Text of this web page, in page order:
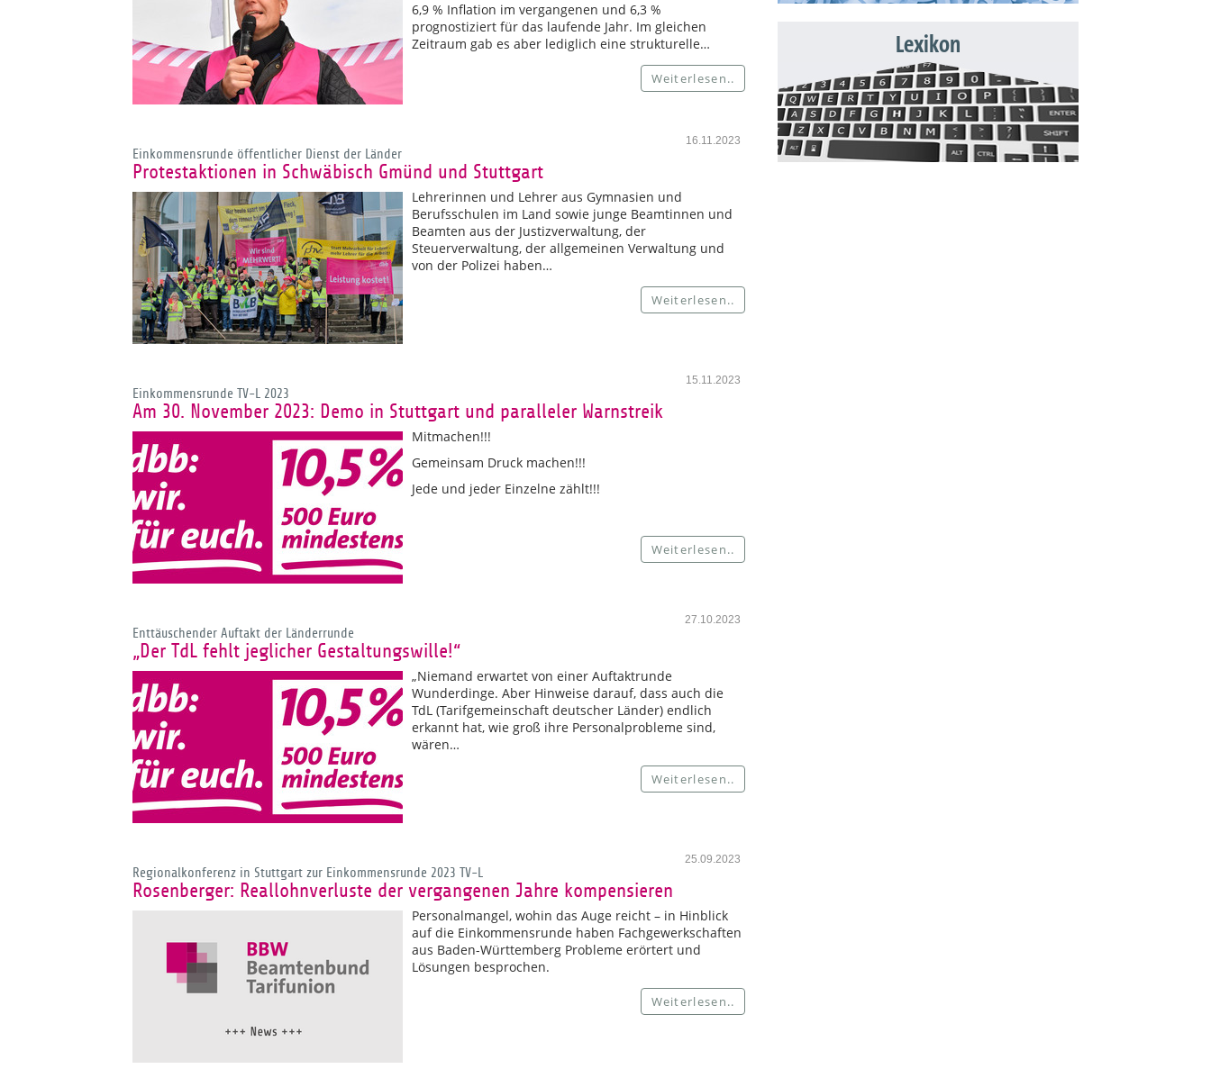
6,9 % Inflation im vergangenen und 6,3 %
prognostiziert für das laufende Jahr. Im gleichen
Zeitraum gab es aber lediglich eine strukturelle…
Weiterlesen..
16.11.2023
Einkommensrunde öffentlicher Dienst der Länder
Protestaktionen in Schwäbisch Gmünd und Stuttgart
Lehrerinnen und Lehrer aus Gymnasien und
Berufsschulen im Land sowie junge Beamtinnen und
Beamten aus der Justizverwaltung, der
Steuerverwaltung, der allgemeinen Verwaltung und
von der Polizei haben…
Weiterlesen..
15.11.2023
Einkommensrunde TV-L 2023
Am 30. November 2023: Demo in Stuttgart und paralleler Warnstreik
Mitmachen!!!
Gemeinsam Druck machen!!!
Jede und jeder Einzelne zählt!!!
Weiterlesen..
27.10.2023
Enttäuschender Auftakt der Länderrunde
„Der TdL fehlt jeglicher Gestaltungswille!“
„Niemand erwartet von einer Auftaktrunde
Wunderdinge. Aber Hinweise darauf, dass auch die
TdL (Tarifgemeinschaft deutscher Länder) endlich
erkannt hat, wie groß ihre Personalprobleme sind,
wären…
Weiterlesen..
25.09.2023
Regionalkonferenz in Stuttgart zur Einkommensrunde 2023 TV-L
Rosenberger: Reallohnverluste der vergangenen Jahre kompensieren
Personalmangel, wohin das Auge reicht – in Hinblick
auf die Einkommensrunde haben Fachgewerkschaften
aus Baden-Württemberg Probleme erörtert und
Lösungen besprochen.
Weiterlesen..
Lexikon